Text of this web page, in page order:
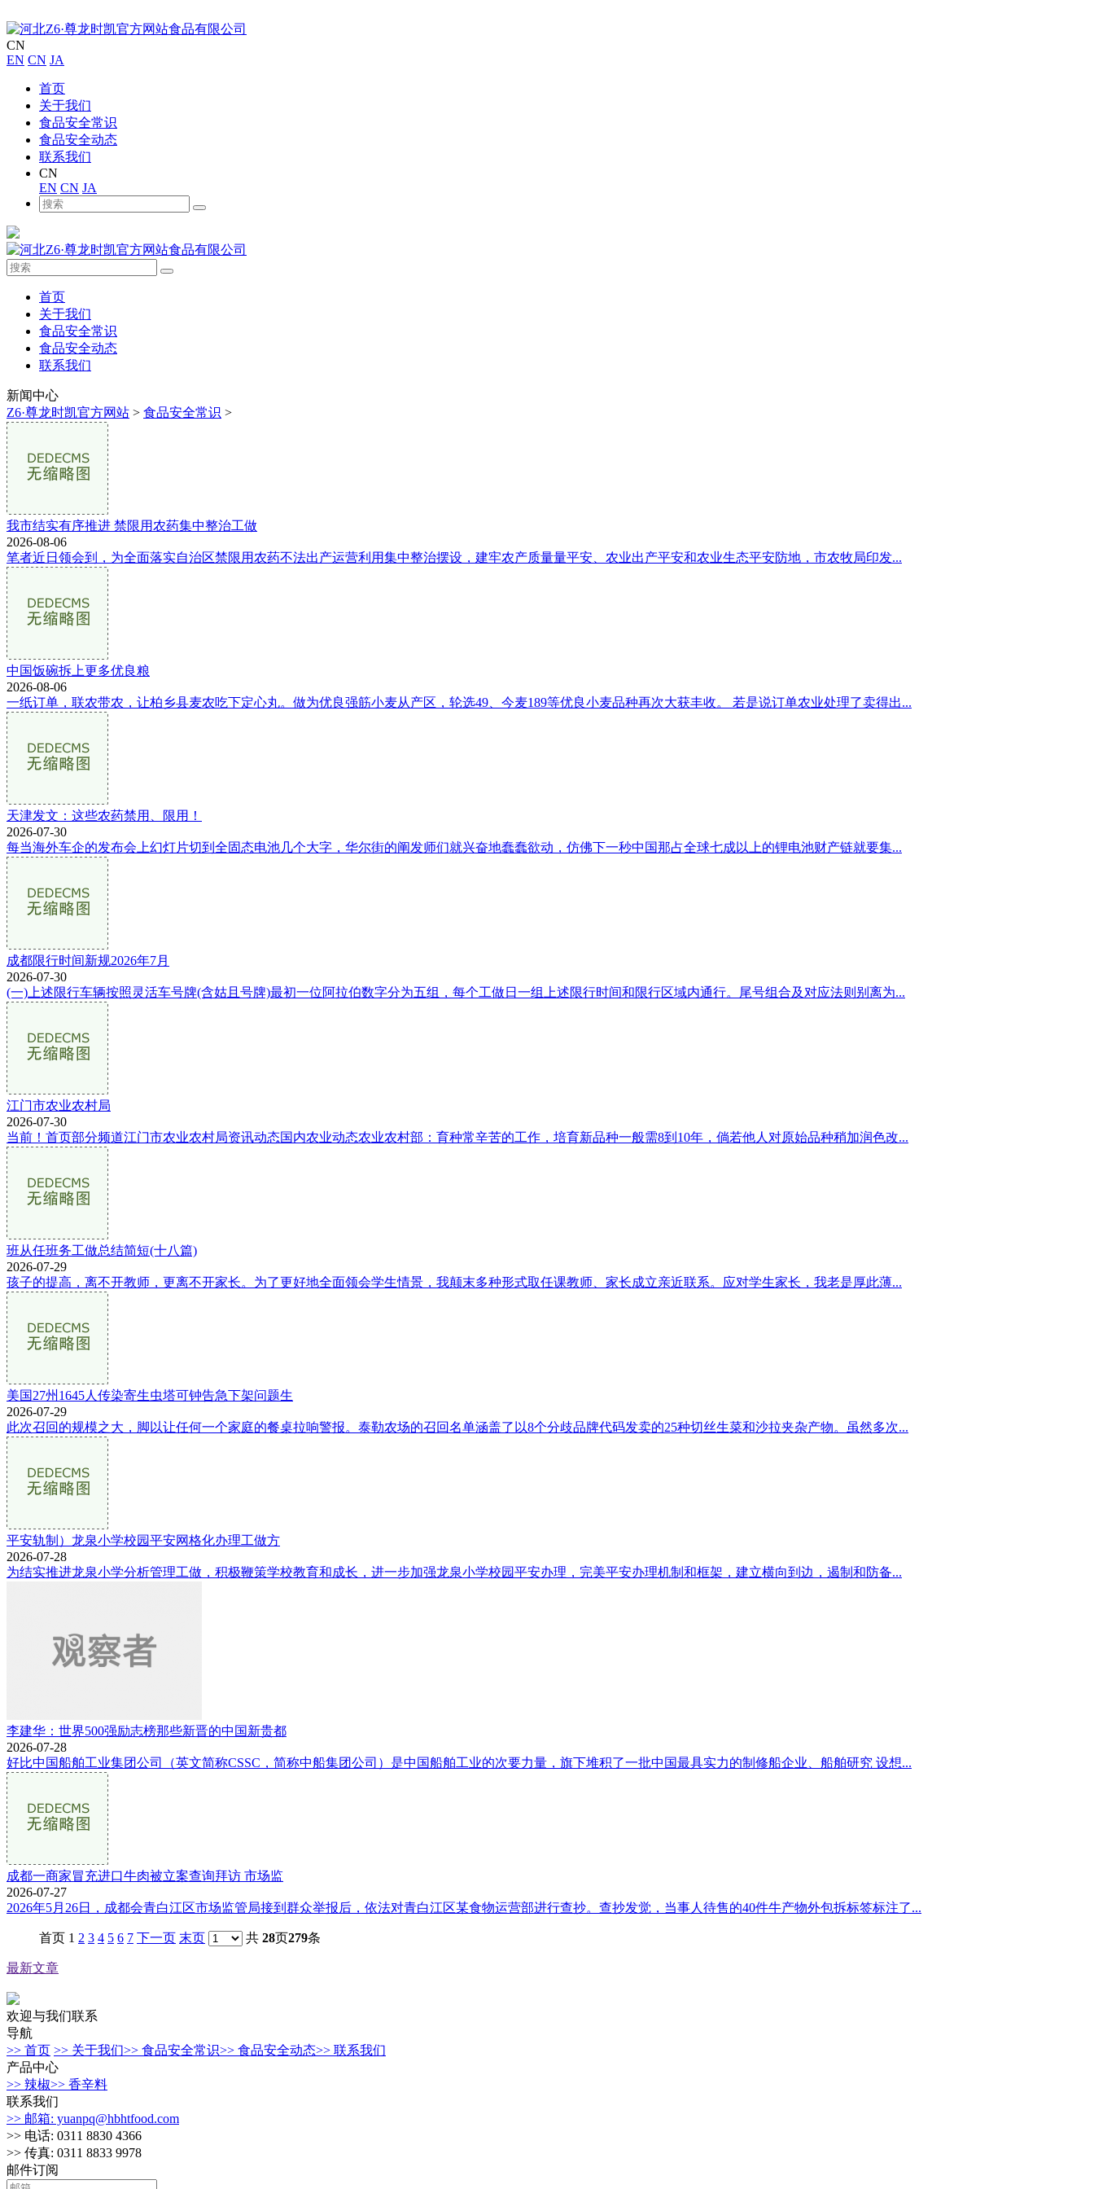
CN
EN CN JA
首页
关于我们
食品安全常识
食品安全动态
联系我们
CN
EN CN JA
首页
关于我们
食品安全常识
食品安全动态
联系我们
新闻中心
Z6·尊龙时凯官方网站 > 食品安全常识 >
我市结实有序推进 禁限用农药集中整治工做
2026-08-06
笔者近日领会到，为全面落实自治区禁限用农药不法出产运营利用集中整治摆设，建牢农产质量量平安、农业出产平安和农业生态平安防地，市农牧局印发...
中国饭碗拆上更多优良粮
2026-08-06
一纸订单，联农带农，让柏乡县麦农吃下定心丸。做为优良强筋小麦从产区，轮选49、今麦189等优良小麦品种再次大获丰收。 若是说订单农业处理了卖得出...
天津发文：这些农药禁用、限用！
2026-07-30
每当海外车企的发布会上幻灯片切到全固态电池几个大字，华尔街的阐发师们就兴奋地蠢蠢欲动，仿佛下一秒中国那占全球七成以上的锂电池财产链就要集...
成都限行时间新规2026年7月
2026-07-30
(一)上述限行车辆按照灵活车号牌(含姑且号牌)最初一位阿拉伯数字分为五组，每个工做日一组上述限行时间和限行区域内通行。尾号组合及对应法则别离为...
江门市农业农村局
2026-07-30
当前！首页部分频道江门市农业农村局资讯动态国内农业动态农业农村部：育种常辛苦的工作，培育新品种一般需8到10年，倘若他人对原始品种稍加润色改...
班从任班务工做总结简短(十八篇)
2026-07-29
孩子的提高，离不开教师，更离不开家长。为了更好地全面领会学生情景，我颠末多种形式取任课教师、家长成立亲近联系。应对学生家长，我老是厚此薄...
美国27州1645人传染寄生虫塔可钟告急下架问题生
2026-07-29
此次召回的规模之大，脚以让任何一个家庭的餐桌拉响警报。泰勒农场的召回名单涵盖了以8个分歧品牌代码发卖的25种切丝生菜和沙拉夹杂产物。虽然多次...
平安轨制）龙泉小学校园平安网格化办理工做方
2026-07-28
为结实推进龙泉小学分析管理工做，积极鞭策学校教育和成长，进一步加强龙泉小学校园平安办理，完美平安办理机制和框架，建立横向到边，遏制和防备...
李建华：世界500强励志榜那些新晋的中国新贵都
2026-07-28
好比中国船舶工业集团公司（英文简称CSSC，简称中船集团公司）是中国船舶工业的次要力量，旗下堆积了一批中国最具实力的制修船企业、船舶研究 设想...
成都一商家冒充进口牛肉被立案查询拜访 市场监
2026-07-27
2026年5月26日，成都会青白江区市场监管局接到群众举报后，依法对青白江区某食物运营部进行查抄。查抄发觉，当事人待售的40件牛产物外包拆标签标注了...
首页 1 2 3 4 5 6 7 下一页 末页 共 28页279条
最新文章
欢迎与我们联系
导航
>> 首页 >> 关于我们>> 食品安全常识>> 食品安全动态>> 联系我们
产品中心
>> 辣椒>> 香辛料
联系我们
>> 邮箱: yuanpq@hbhtfood.com
>> 电话: 0311 8830 4366
>> 传真: 0311 8833 9978
邮件订阅